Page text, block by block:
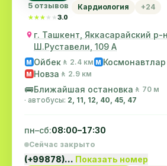
5 отзывов
★★★★★
★★★★★3.0
Кардиология
+24
г. Ташкент, Яккасарайский р-
Ш.Руставели, 109 А
M Ойбек 🚶 2.4 км M Космонавтлар
M Новза 🚶 2.9 км
🚌Ближайшая остановка 🚶 70 м
· автобусы: 2, 11, 12, 40, 45, 47
пн–сб:08:00–17:30
Сейчас закрыто
(+99878)… Показать номер